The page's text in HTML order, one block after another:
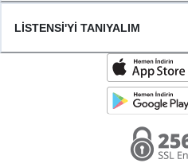
LİSTENSİ'Yİ TANIYALIM